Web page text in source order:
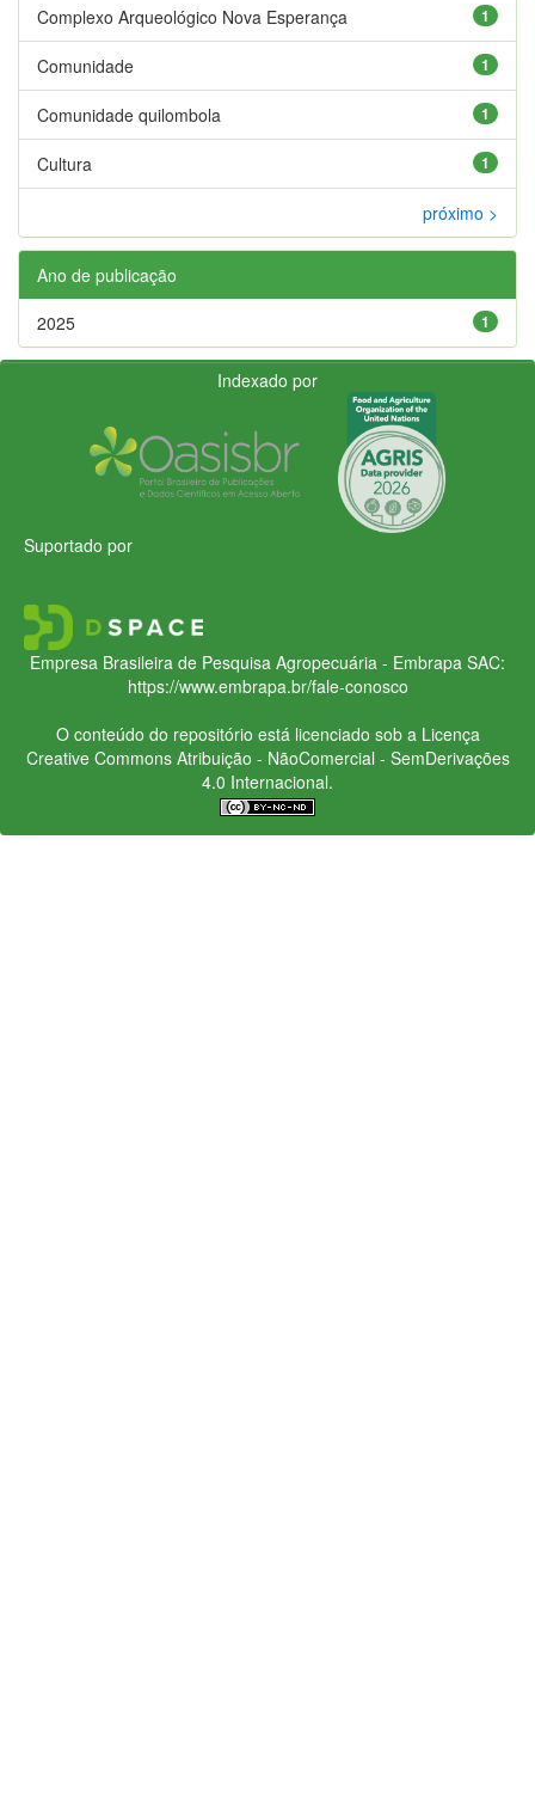
1
Complexo Arqueológico Nova Esperança
1
Comunidade
1
Comunidade quilombola
1
Cultura
próximo >
Ano de publicação
1
2025
Indexado por
Suportado por
Empresa Brasileira de Pesquisa Agropecuária - Embrapa SAC:
https://www.embrapa.br/fale-conosco
O conteúdo do repositório está licenciado sob a Licença
Creative CommonsAtribuição - NãoComercial - SemDerivações
4.0 Internacional.